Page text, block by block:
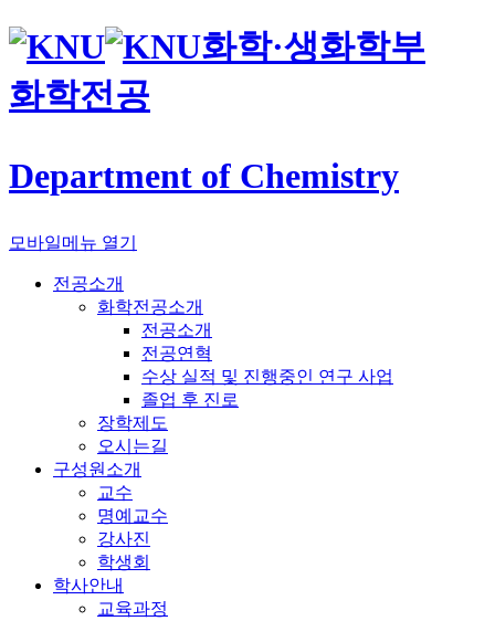
화학·생화학부
화학전공
Department of Chemistry
모바일메뉴 열기
전공소개
화학전공소개
전공소개
전공연혁
수상 실적 및 진행중인 연구 사업
졸업 후 진로
장학제도
오시는길
구성원소개
교수
명예교수
강사진
학생회
학사안내
교육과정